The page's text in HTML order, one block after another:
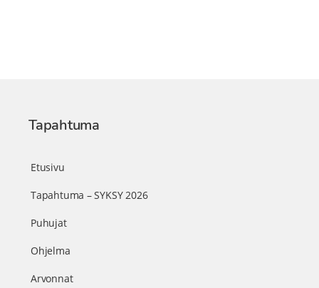
Tapahtuma
Etusivu
Tapahtuma – SYKSY 2026
Puhujat
Ohjelma
Arvonnat